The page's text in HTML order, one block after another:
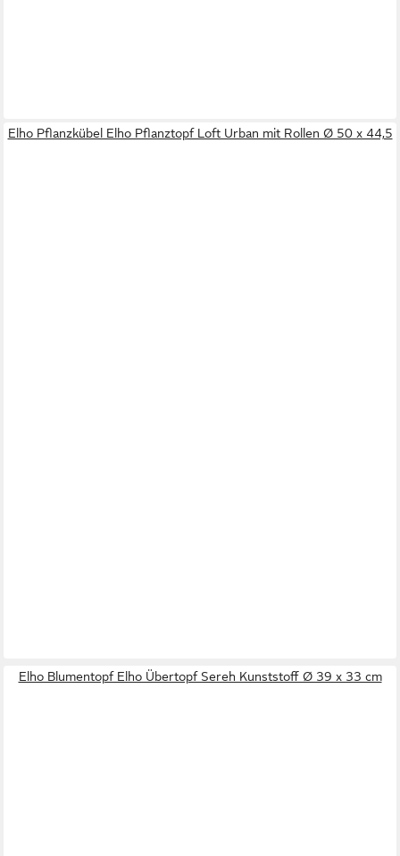
Elho Pflanzkübel Elho Pflanztopf Loft Urban mit Rollen Ø 50 x 44,5
Elho Blumentopf Elho Übertopf Sereh Kunststoff Ø 39 x 33 cm